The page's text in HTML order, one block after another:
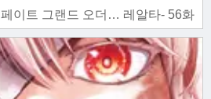
페이트 그랜드 오더… 레알타- 56화